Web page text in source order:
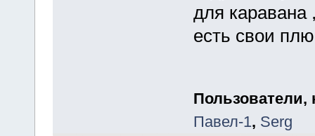
для
есть свои
Пользователи,
Павел-1, Serg